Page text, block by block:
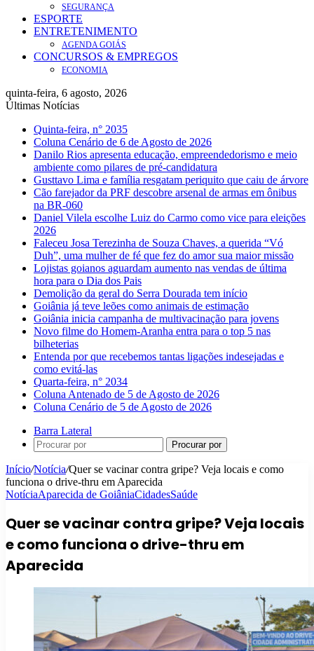
SEGURANÇA
ESPORTE
ENTRETENIMENTO
AGENDA GOIÁS
CONCURSOS & EMPREGOS
ECONOMIA
quinta-feira, 6 agosto, 2026
Últimas Notícias
Quinta-feira, n° 2035
Coluna Cenário de 6 de Agosto de 2026
Danilo Rios apresenta educação, empreendedorismo e meio
ambiente como pilares de pré-candidatura
Gusttavo Lima e família resgatam periquito que caiu de árvore
Cão farejador da PRF descobre arsenal de armas em ônibus
na BR-060
Daniel Vilela escolhe Luiz do Carmo como vice para eleições
2026
Faleceu Josa Terezinha de Souza Chaves, a querida “Vó
Duh”, uma mulher de fé que fez do amor sua maior missão
Lojistas goianos aguardam aumento nas vendas de última
hora para o Dia dos Pais
Demolição da geral do Serra Dourada tem início
Goiânia já teve leões como animais de estimação
Goiânia inicia campanha de multivacinação para jovens
Novo filme do Homem-Aranha entra para o top 5 nas
bilheterias
Entenda por que recebemos tantas ligações indesejadas e
como evitá-las
Quarta-feira, n° 2034
Coluna Antenado de 5 de Agosto de 2026
Coluna Cenário de 5 de Agosto de 2026
Barra Lateral
Procurar por
Início/Notícia/Quer se vacinar contra gripe? Veja locais e como
funciona o drive-thru em Aparecida
NotíciaAparecida de GoiâniaCidadesSaúde
Quer se vacinar contra gripe? Veja locais
e como funciona o drive-thru em
Aparecida